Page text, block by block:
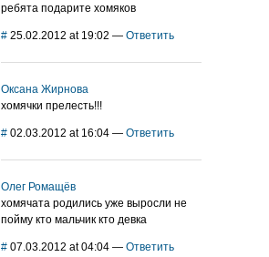
ребята подарите хомяков
# 25.02.2012 at 19:02 — Ответить
Оксана Жирнова
хомячки прелесть!!!
# 02.03.2012 at 16:04 — Ответить
Олег Ромащёв
хомячата родились уже выросли не
пойму кто мальчик кто девка
# 07.03.2012 at 04:04 — Ответить